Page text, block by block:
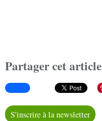
Partager cet article
S'inscrire à la newsletter